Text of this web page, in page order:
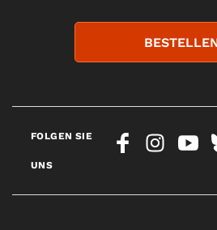
FOLGEN SIE
UNS